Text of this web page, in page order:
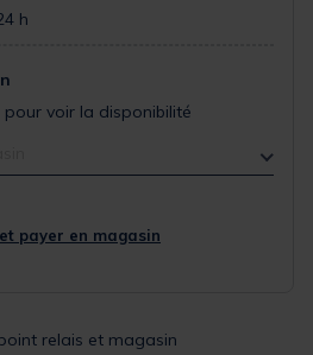
h
voir la disponibilité
payer en magasin
relais et magasin